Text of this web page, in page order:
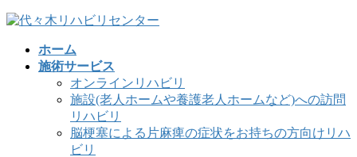
コ
ナ
ホーム
施術サービス
オンラインリハビリ
施設(老人ホームや養護老人ホームなど)への訪問
リハビリ
脳梗塞による片麻痺の症状をお持ちの方向けリハ
ビリ